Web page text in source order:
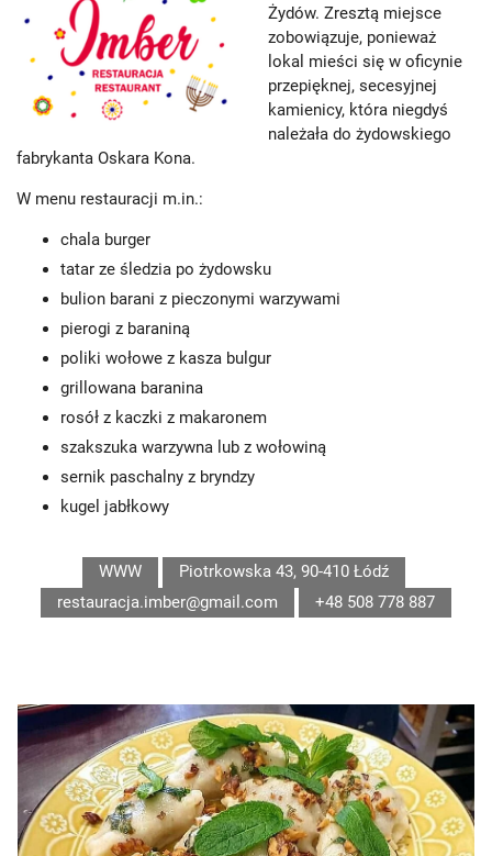
Żydów. Zresztą miejsce
zobowiązuje, ponieważ
lokal mieści się w oficynie
przepięknej, secesyjnej
kamienicy, która niegdyś
należała do żydowskiego
fabrykanta Oskara Kona.
W menu restauracji m.in.:
chala burger
tatar ze śledzia po żydowsku
bulion barani z pieczonymi warzywami
pierogi z baraniną
poliki wołowe z kasza bulgur
grillowana baranina
rosół z kaczki z makaronem
szakszuka warzywna lub z wołowiną
sernik paschalny z bryndzy
kugel jabłkowy
WWW
Piotrkowska 43, 90-410 Łódź
restauracja.imber@gmail.com
+48 508 778 887